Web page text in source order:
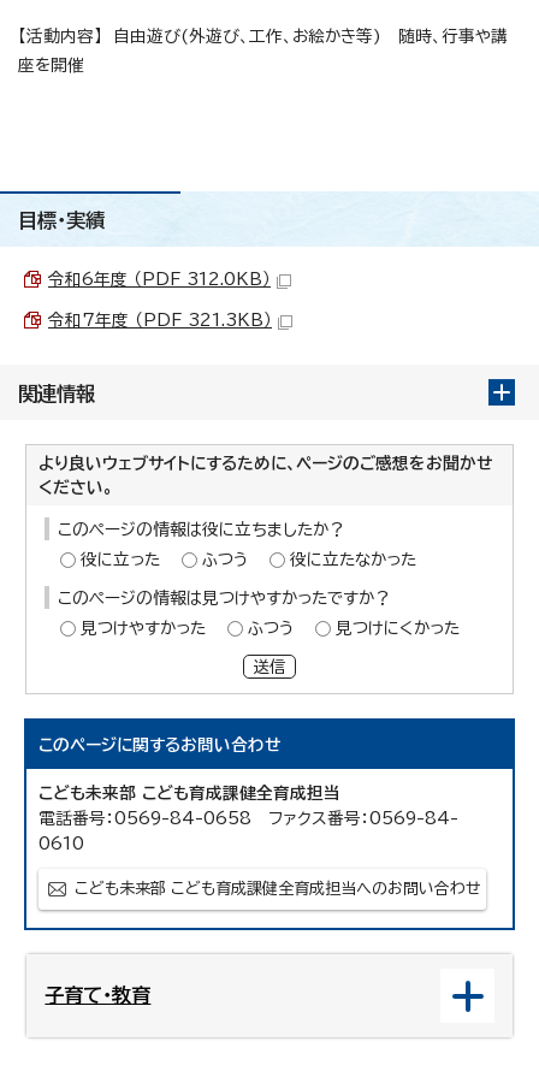
【活動内容】 自由遊び(外遊び、工作、お絵かき等) 随時、行事や講
座を開催
目標・実績
令和6年度 （PDF 312.0KB）
令和7年度 （PDF 321.3KB）
関連情報
より良いウェブサイトにするために、ページのご感想をお聞かせ
ください。
このページの情報は役に立ちましたか？
役に立った
ふつう 役に立たなかった
このページの情報は見つけやすかったですか？
見つけやすかった
ふつう 見つけにくかった
送信
このページに関するお問い合わせ
こども未来部 こども育成課健全育成担当
電話番号：0569-84-0658 ファクス番号：0569-84-
0610
こども未来部 こども育成課健全育成担当へのお問い合わせ
子育て・教育